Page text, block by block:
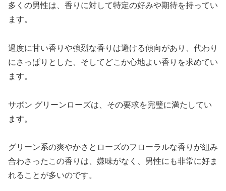
多くの男性は、香りに対して特定の好みや期待を持ってい
ます。
過度に甘い香りや強烈な香りは避ける傾向があり、代わり
にさっぱりとした、そしてどこか心地よい香りを求めてい
ます。
サボン グリーンローズは、その要求を完璧に満たしてい
ます。
グリーン系の爽やかさとローズのフローラルな香りが組み
合わさったこの香りは、嫌味がなく、男性にも非常に好ま
れることが多いのです。